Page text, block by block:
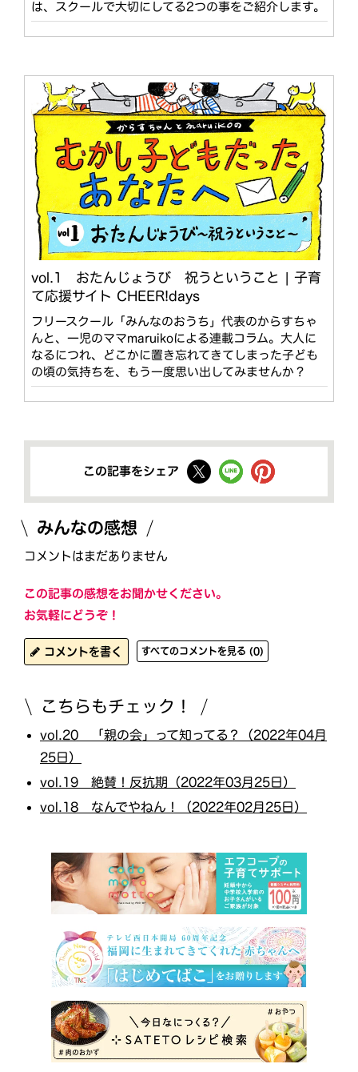
は、スクールで大切にしてる2つの事をご紹介します。
vol.1 おたんじょうび 祝うということ | 子育
て応援サイト CHEER!days
フリースクール「みんなのおうち」代表のからすちゃ
んと、一児のママmaruikoによる連載コラム。大人に
なるにつれ、どこかに置き忘れてきてしまった子ども
の頃の気持ちを、もう一度思い出してみませんか？
この記事をシェア
みんなの感想
コメントはまだありません
この記事の感想をお聞かせください。
お気軽にどうぞ！
コメントを書く すべてのコメントを見る (0)
こちらもチェック！
vol.20 「親の会」って知ってる？（2022年04月
25日）
vol.19 絶賛！反抗期（2022年03月25日）
vol.18 なんでやねん！（2022年02月25日）